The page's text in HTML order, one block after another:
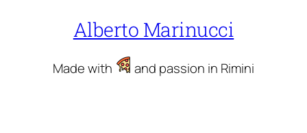
Alberto Marinucci
Made with and passion in Rimini